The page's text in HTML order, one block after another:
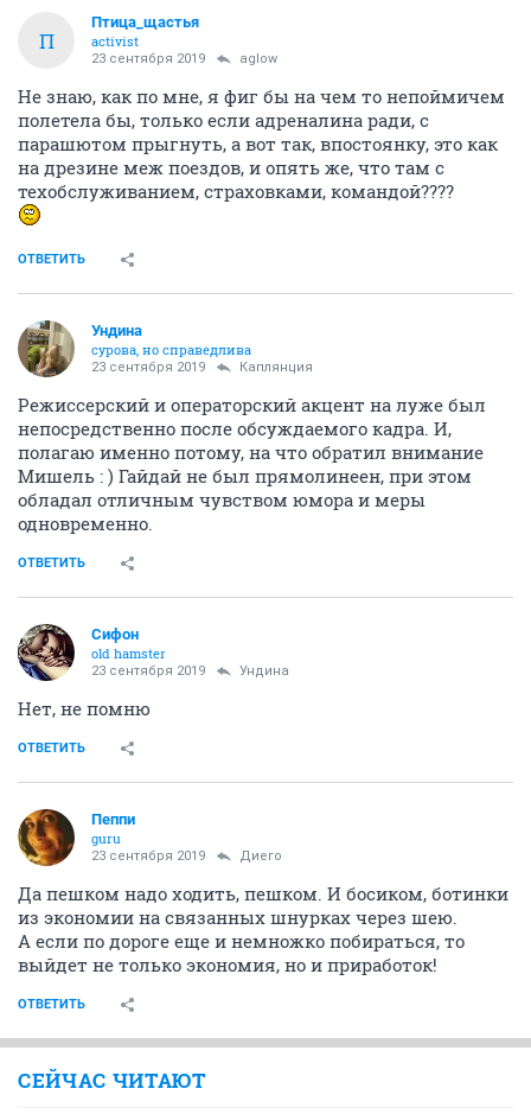
П
Птица_щастья
activist
23 сентября 2019 aglow
Не знаю, как по мне, я фиг бы на чем то непоймичем
полетела бы, только если адреналина ради, с
парашютом прыгнуть, а вот так, впостоянку, это как
на дрезине меж поездов, и опять же, что там с
техобслуживанием, страховками, командой????
ОТВЕТИТЬ
Ундинa
сурова, но справедлива
23 сентября 2019 Каплянция
Режиссерский и операторский акцент на луже был
непосредственно после обсуждаемого кадра. И,
полагаю именно потому, на что обратил внимание
Мишель : ) Гайдай не был прямолинеен, при этом
обладал отличным чувством юмора и меры
одновременно.
ОТВЕТИТЬ
Сифон
old hamster
23 сентября 2019 Ундинa
Нет, не помню
ОТВЕТИТЬ
Пeппи
guru
23 сентября 2019 Диего
Да пешком надо ходить, пешком. И босиком, ботинки
из экономии на связанных шнурках через шею.
А если по дороге еще и немножко побираться, то
выйдет не только экономия, но и приработок!
ОТВЕТИТЬ
СЕЙЧАС ЧИТАЮТ